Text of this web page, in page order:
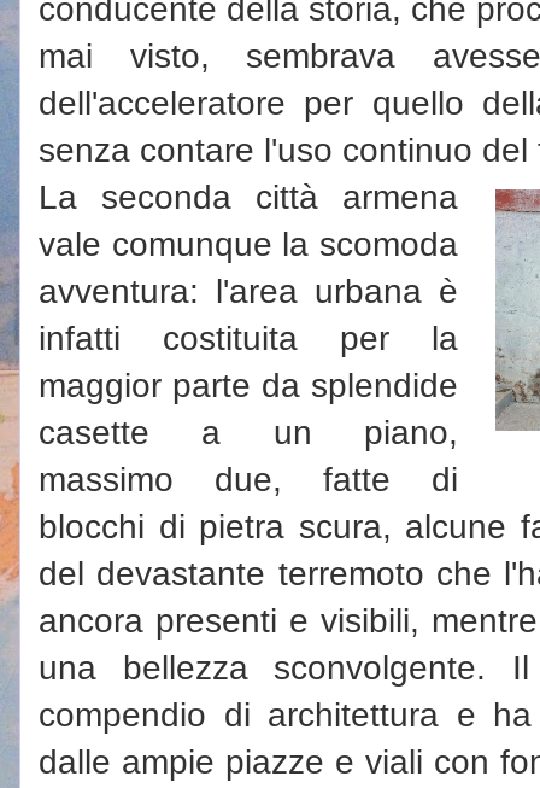
conducente della storia, che
mai visto, sembrava
dell'acceleratore per quello
senza contare l'uso continuo del
La seconda città armena
vale comunque la scomoda
avventura: l'area urbana è
infatti costituita per la
maggior parte da splendide
casette a un piano,
massimo due, fatte di
blocchi di pietra scura, alcune
del devastante terremoto che
ancora presenti e visibili,
una bellezza
compendio di architettura e
dalle ampie piazze e viali con